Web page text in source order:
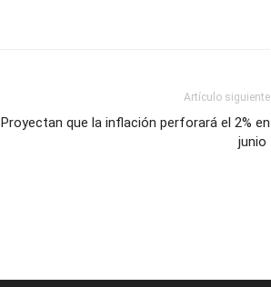
Artículo siguiente
Proyectan que la inflación perforará el 2% en
junio